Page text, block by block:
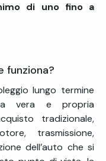
di uno fino a
funziona?
lungo termine
vera e propria
tradizionale,
trasmissione,
dell’auto che si